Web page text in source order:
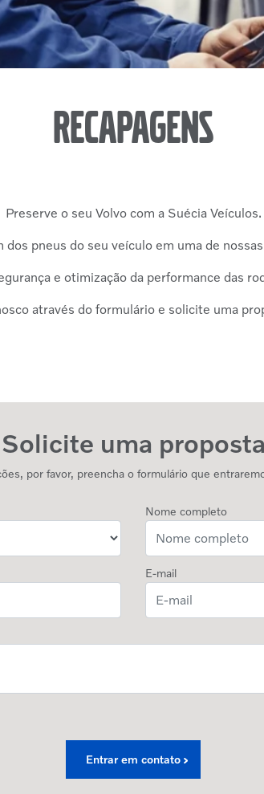
Recapagens
Preserve o seu Volvo com a Suécia Veículos.
dos pneus do seu veículo em uma de
e otimização da performance das
através do formulário e solicite uma
Solicite uma proposta
por favor, preencha o formulário que
Nome completo
E-mail
Entrar em contato